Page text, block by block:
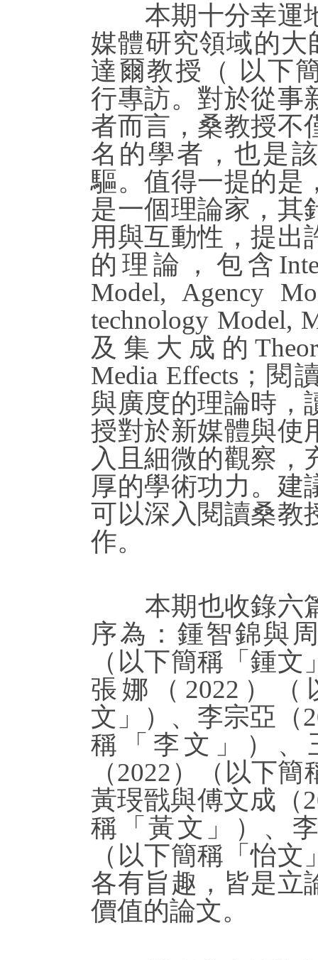
本期十分幸運
媒體研究領域的
達爾教授（ 以下
行專訪。對於從事
者而言，桑教授不
名的學者，也是
驅。值得一提的是
是一個理論家，其
用與互動性，提出
的理論，包含
Model, Agency
technology Model,
及集大成的
Media Effects；閱
與廣度的理論時，
授對於新媒體與使
入且細微的觀察，
厚的學術功力。建
可以深入閱讀桑教
作。
本期也收錄六
序為：鍾智錦與
（以下簡稱「鍾
張娜（2022）
文」）、李宗亞（
稱「李文」）、
（2022）（以下
黃琝戩與傅文成（
稱「黃文」）、
（以下簡稱「怡
各有旨趣，皆是立
價值的論文。